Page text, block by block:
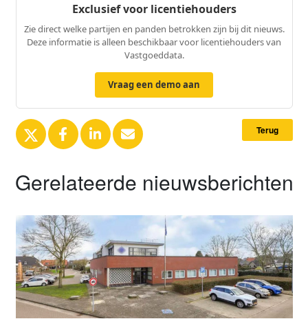
Exclusief voor licentiehouders
Zie direct welke partijen en panden betrokken zijn bij dit nieuws.
Deze informatie is alleen beschikbaar voor licentiehouders van
Vastgoeddata.
Vraag een demo aan
Terug
Gerelateerde nieuwsberichten